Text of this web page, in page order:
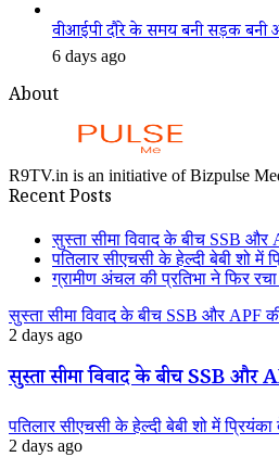
वीआईपी दौरे के समय बनी सड़क बनी
6 days ago
About
R9TV.in is an initiative of Bizpulse
Recent Posts
सुस्ता सीमा विवाद के बीच SSB
पतिलार सीएचसी के हेल्दी बेबी शो में
ग्रामीण अंचल की प्रतिभा ने फिर
सुस्ता सीमा विवाद के बीच SSB और APF
2 days ago
सुस्ता सीमा विवाद के बीच SSB और
पतिलार सीएचसी के हेल्दी बेबी शो में
2 days ago